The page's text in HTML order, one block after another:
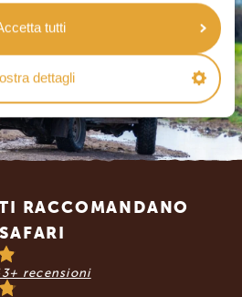
tutti
dettagli
RACCOMANDANO
recensioni